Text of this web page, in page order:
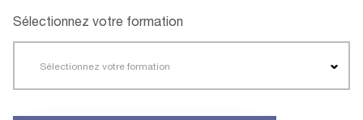
Sélectionnez votre formation
Sélectionnez votre formation